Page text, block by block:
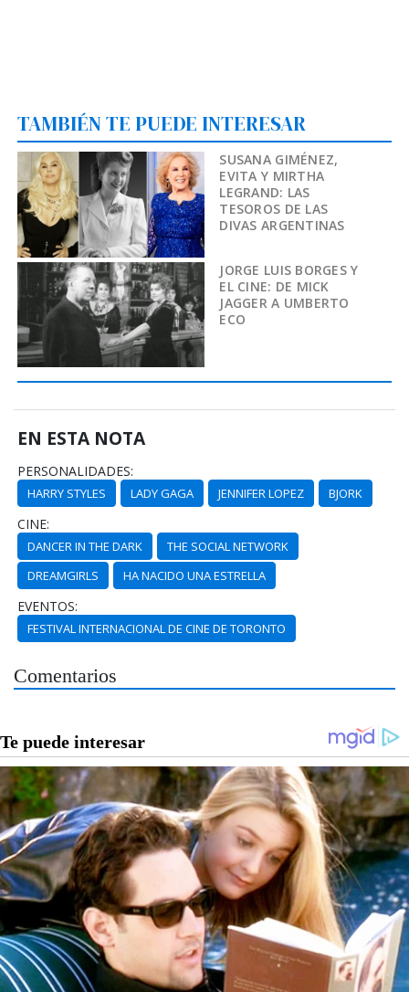
TAMBIÉN TE PUEDE INTERESAR
SUSANA GIMÉNEZ,
EVITA Y MIRTHA
LEGRAND: LAS
TESOROS DE LAS
DIVAS ARGENTINAS
JORGE LUIS BORGES Y
EL CINE: DE MICK
JAGGER A UMBERTO
ECO
EN ESTA NOTA
PERSONALIDADES:
HARRY STYLES LADY GAGA JENNIFER LOPEZ BJORK
CINE:
DANCER IN THE DARK
THE SOCIAL NETWORK
DREAMGIRLS
HA NACIDO UNA ESTRELLA
EVENTOS:
FESTIVAL INTERNACIONAL DE CINE DE TORONTO
Comentarios